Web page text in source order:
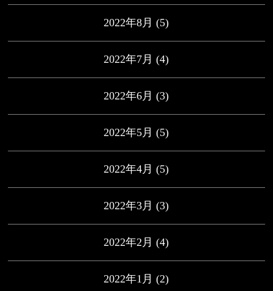
2022年8月 (5)
2022年7月 (4)
2022年6月 (3)
2022年5月 (5)
2022年4月 (5)
2022年3月 (3)
2022年2月 (4)
2022年1月 (2)